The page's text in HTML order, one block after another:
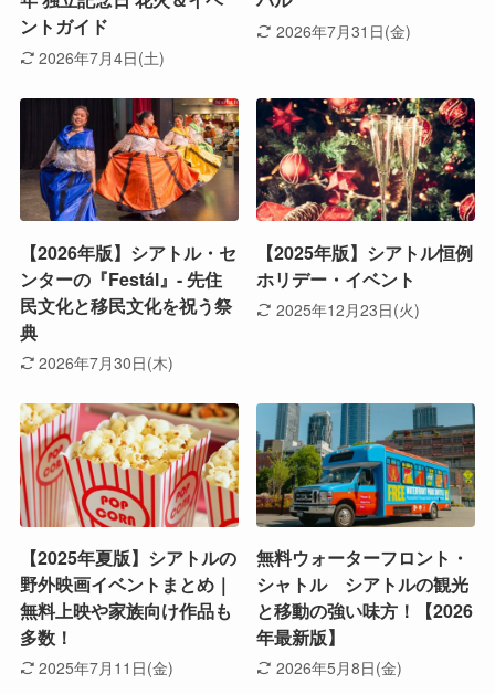
ントガイド
2026年7月4日(土)
2026年7月31日(金)
【2026年版】シアトル・セ
ンターの『Festál』- 先住
民文化と移民文化を祝う祭
典
2026年7月30日(木)
【2025年版】シアトル恒例
ホリデー・イベント
2025年12月23日(火)
【2025年夏版】シアトルの
野外映画イベントまとめ｜
無料上映や家族向け作品も
多数！
2025年7月11日(金)
無料ウォーターフロント・
シャトル シアトルの観光
と移動の強い味方！【2026
年最新版】
2026年5月8日(金)